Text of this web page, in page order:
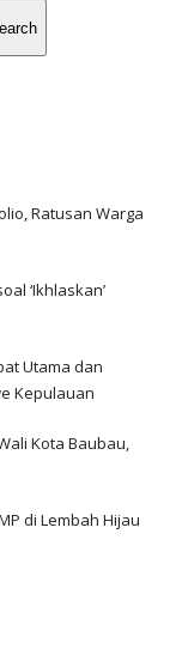
Ratusan Warga
‘Ikhlaskan’
Utama dan
Kepulauan
Kota Baubau,
di Lembah Hijau